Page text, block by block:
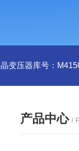
变压器库号：
产品中心 /